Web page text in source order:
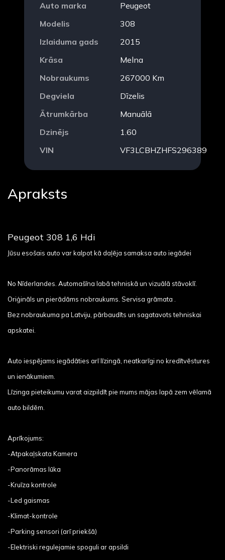
Auto marka
Peugeot
Modelis
308
Izlaiduma gads
2015
Krāsa
Melna
Nobraukums
267000 Km
Degviela
Dīzelis
Ātrumkārba
Manuālā
Dzinējs
1.60
VIN
VF3LCBHZHFS296389
Apraksts
Peugeot 308 1,6 Hdi
Jūsu esošais auto var kalpot kā daļēja samaksa auto iegādei
No Nīderlandes. Automašīna labā tehniskā un vizuālā stāvoklī.
Oriģināls un pierādāms nobraukums. Servisa grāmata .
Bez nobraukuma pa Latviju, pārbaudīts un sagatavots tehniskai
apskatei.
Auto iespējams iegādāties arī līzingā, neatkarīgi no kredītvēstures
un ienākumiem.
Līzinga pieteikumu varat aizpildīt pie mums mājas lapā zem vēlamā
auto bildēm.
Aprīkojums:
-Atpakaļskata Kamera
-Panorāmas lūka
-Kruīza kontrole
-Led gaismas
-Klimat-kontrole
-Parking sensori (arī priekšā)
-Elektriski regulejamie spoguli ar apsildi